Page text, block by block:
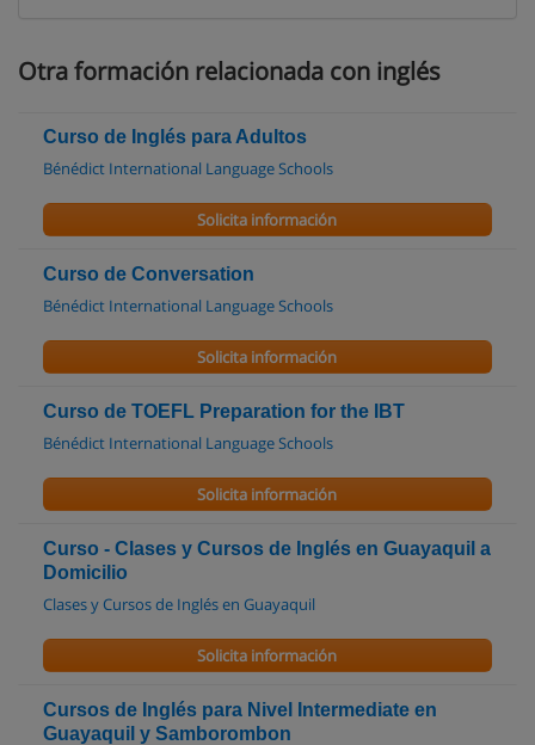
Otra formación relacionada con inglés
Curso de Inglés para Adultos
Bénédict International Language Schools
Solicita información
Curso de Conversation
Bénédict International Language Schools
Solicita información
Curso de TOEFL Preparation for the IBT
Bénédict International Language Schools
Solicita información
Curso - Clases y Cursos de Inglés en Guayaquil a
Domicilio
Clases y Cursos de Inglés en Guayaquil
Solicita información
Cursos de Inglés para Nivel Intermediate en
Guayaquil y Samborombon